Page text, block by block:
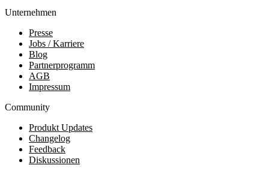
Unternehmen
Presse
Jobs / Karriere
Blog
Partnerprogramm
AGB
Impressum
Community
Produkt Updates
Changelog
Feedback
Diskussionen